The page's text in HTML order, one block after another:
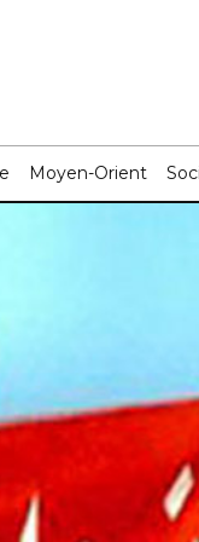
Moyen-Orient